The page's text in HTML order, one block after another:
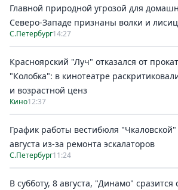
Главной природной угрозой для
Северо-Западе признаны волки и
С.Петербург14:27
Красноярский "Луч" отказался от
"Колобка": в кинотеатре
и возрастной ценз
Кино12:37
График работы вестибюля
августа из-за ремонта эскалаторов
С.Петербург11:24
В субботу, 8 августа, "Динамо"